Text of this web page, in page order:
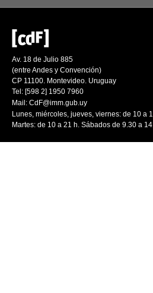
Av. 18 de Julio 885
(entre Andes y Convención)
CP 11100. Montevideo. Uruguay
Tel: [598 2] 1950 7960
Mail: CdF@imm.gub.uy
Lunes, miércoles, jueves, viernes: de 10 a
Martes: de 10 a 21 h. Sábados de 9.30 a